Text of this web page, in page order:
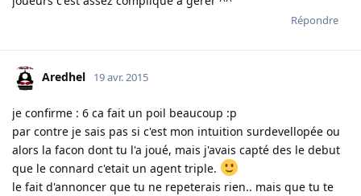
Répondre
Aredhel 19 avr. 2015
je confirme : 6 ca fait un poil beaucoup :p
par contre je sais pas si c'est mon intuition surdevellopée ou
alors la facon dont tu l'a joué, mais j'avais capté des le debut
que le connard c'etait un agent triple.
le fait d'annoncer que tu ne repeterais rien.. mais que tu te